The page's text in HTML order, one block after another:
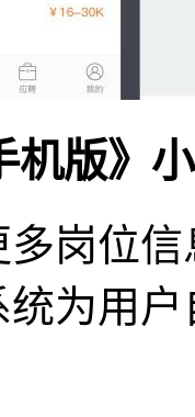
机版》
岗位
为用